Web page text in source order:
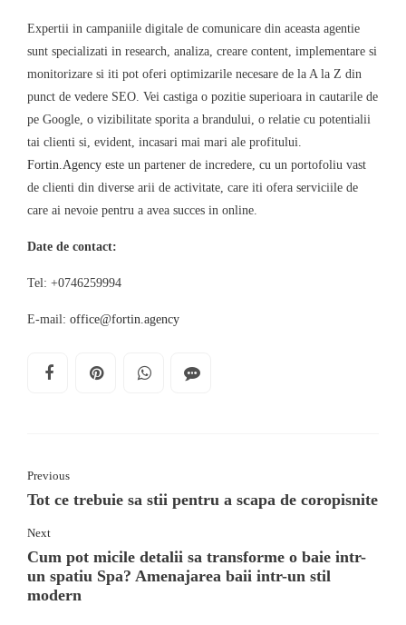
Expertii in campaniile digitale de comunicare din aceasta agentie
sunt specializati in research, analiza, creare content, implementare si
monitorizare si iti pot oferi optimizarile necesare de la A la Z din
punct de vedere SEO. Vei castiga o pozitie superioara in cautarile de
pe Google, o vizibilitate sporita a brandului, o relatie cu potentialii
tai clienti si, evident, incasari mai mari ale profitului.
Fortin.Agency este un partener de incredere, cu un portofoliu vast
de clienti din diverse arii de activitate, care iti ofera serviciile de
care ai nevoie pentru a avea succes in online.
Date de contact:
Tel: +0746259994
E-mail: office@fortin.agency
Previous
Tot ce trebuie sa stii pentru a scapa de coropisnite
Next
Cum pot micile detalii sa transforme o baie intr-
un spatiu Spa? Amenajarea baii intr-un stil
modern